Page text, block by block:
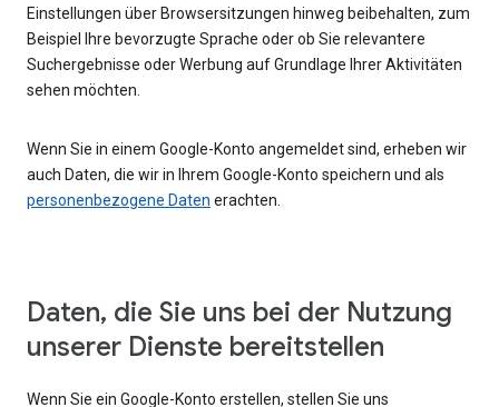
Einstellungen über Browsersitzungen hinweg beibehalten, zum
Beispiel Ihre bevorzugte Sprache oder ob Sie relevantere
Suchergebnisse oder Werbung auf Grundlage Ihrer Aktivitäten
sehen möchten.
Wenn Sie in einem Google-Konto angemeldet sind, erheben wir
auch Daten, die wir in Ihrem Google-Konto speichern und als
personenbezogene Daten erachten.
Daten, die Sie uns bei der Nutzung
unserer Dienste bereitstellen
Wenn Sie ein Google-Konto erstellen, stellen Sie uns